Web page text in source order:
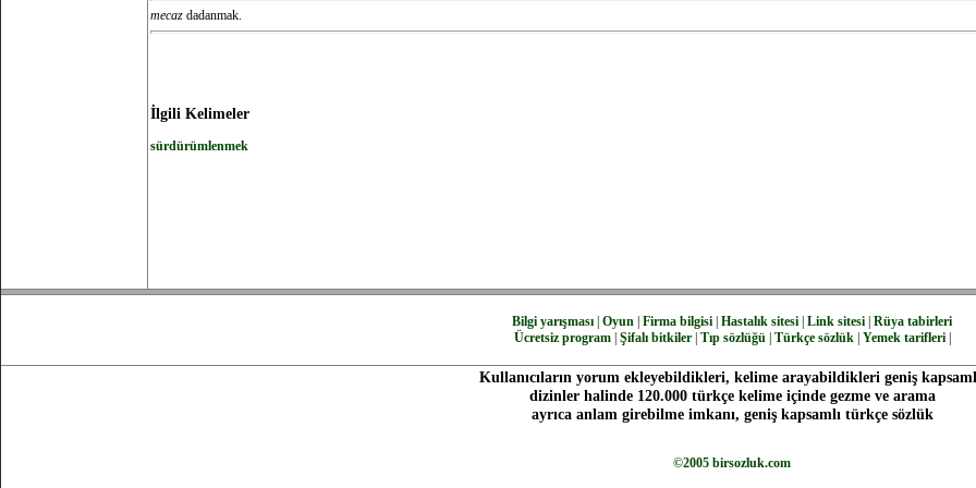
mecaz dadanmak.
İlgili Kelimeler
sürdürümlenmek
Bilgi yarışması Oyun Firma bilgisi Hastalık sitesi Link sitesi Rüya tabirleri
Ücretsiz program| Şifalı bitkiler| Tıp sözlüğü| Türkçe sözlük| Yemek tarifleri|
Kullanıcıların yorum ekleyebildikleri, kelime arayabildikleri geniş
dizinler halinde 120.000 türkçe kelime içinde gezme ve arama
ayrıca anlam girebilme imkanı, geniş kapsamlı türkçe sözlük
©2005 birsozluk.com